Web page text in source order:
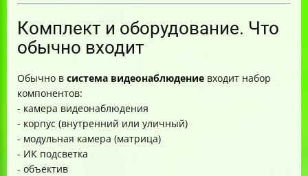
Комплект и оборудование. Что
обычно входит
Обычно в система видеонаблюдение входит набор
компонентов:
- камера видеонаблюдения
- корпус (внутренний или уличный)
- модульная камера (матрица)
- ИК подсветка
- объектив